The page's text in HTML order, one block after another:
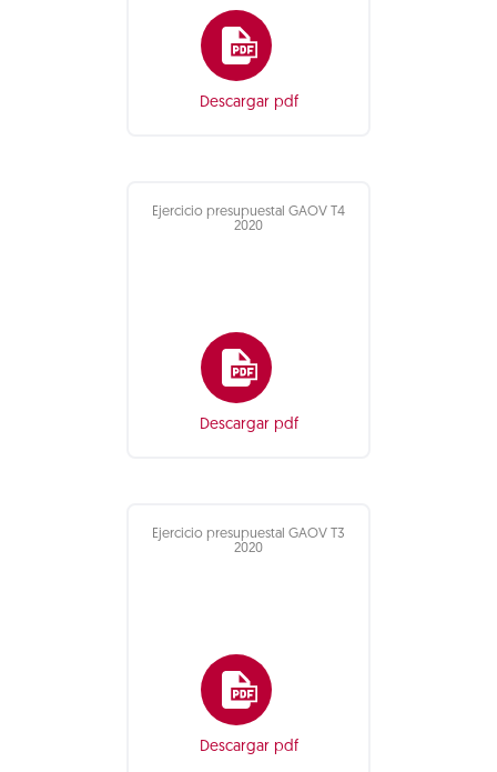
Descargar pdf
Ejercicio presupuestal GAOV T4
2020
Descargar pdf
Ejercicio presupuestal GAOV T3
2020
Descargar pdf